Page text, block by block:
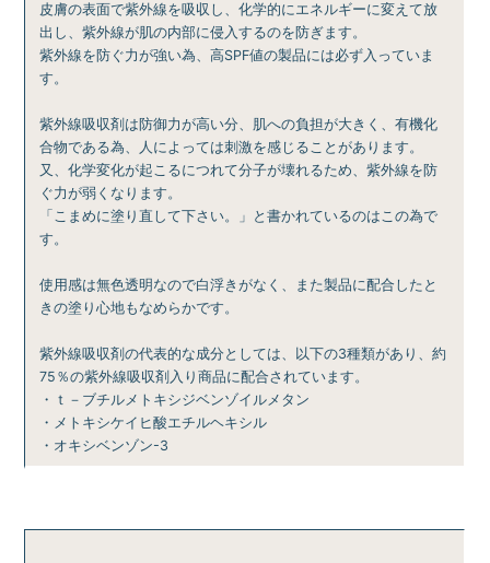
皮膚の表面で紫外線を吸収し、化学的にエネルギーに変えて放
出し、紫外線が肌の内部に侵入するのを防ぎます。
紫外線を防ぐ力が強い為、高SPF値の製品には必ず入っていま
す。
紫外線吸収剤は防御力が高い分、肌への負担が大きく、有機化
合物である為、人によっては刺激を感じることがあります。
又、化学変化が起こるにつれて分子が壊れるため、紫外線を防
ぐ力が弱くなります。
「こまめに塗り直して下さい。」と書かれているのはこの為で
す。
使用感は無色透明なので白浮きがなく、また製品に配合したと
きの塗り心地もなめらかです。
紫外線吸収剤の代表的な成分としては、以下の3種類があり、約
75％の紫外線吸収剤入り商品に配合されています。
・ｔ－ブチルメトキシジベンゾイルメタン
・メトキシケイヒ酸エチルヘキシル
・オキシベンゾン-3